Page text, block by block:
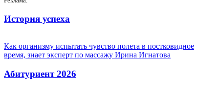
История успеха
Как организму испытать чувство полета в постковидное
время, знает эксперт по массажу Ирина Игнатова
Абитуриент 2026